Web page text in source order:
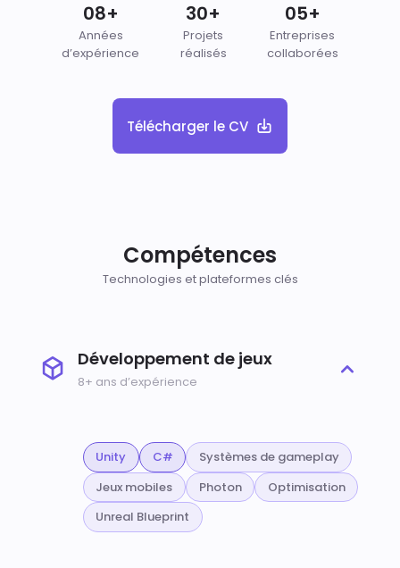
08+
Années
d’expérience
30+
Projets
réalisés
05+
Entreprises
collaborées
Télécharger le CV
Compétences
Technologies et plateformes clés
Développement de jeux
8+ ans d’expérience
Unity C#
Systèmes de gameplay
Jeux mobiles
Photon
Optimisation
Unreal Blueprint